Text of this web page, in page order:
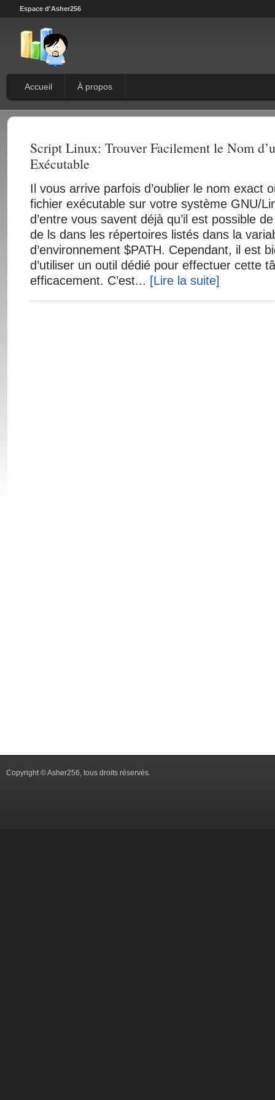
Espace d'Asher256
Accueil À propos
Script Linux: Trouver Facilement le Nom
Exécutable
Il vous arrive parfois d’oublier le nom exact
fichier exécutable sur votre système GNU/
d’entre vous savent déjà qu’il est possible
de ls dans les répertoires listés dans la
d’environnement $PATH. Cependant, il est
d’utiliser un outil dédié pour effectuer cette
efficacement. C’est... [Lire la suite]
Copyright © Asher256, tous droits réservés.